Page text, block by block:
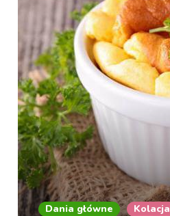
Dania główne Kolacja